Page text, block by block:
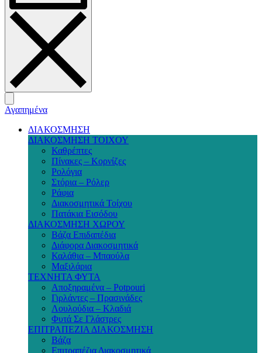
Αγαπημένα
ΔΙΑΚΟΣΜΗΣΗ
ΔΙΑΚΟΣΜΗΣΗ ΤΟΙΧΟΥ
Καθρέπτες
Πίνακες – Κορνίζες
Ρολόγια
Στόρια – Ρόλερ
Ράφια
Διακοσμητικά Τοίχου
Πατάκια Εισόδου
ΔΙΑΚΟΣΜΗΣΗ ΧΩΡΟΥ
Βάζα Επιδαπέδια
Διάφορα Διακοσμητικά
Καλάθια – Μπαούλα
Μαξιλάρια
ΤΕΧΝΗΤΑ ΦΥΤΑ
Αποξηραμένα – Potpouri
Γιρλάντες – Πρασινάδες
Λουλούδια – Κλαδιά
Φυτά Σε Γλάστρες
ΕΠΙΤΡΑΠΕΖΙΑ ΔΙΑΚΟΣΜΗΣΗ
Βάζα
Επιτραπέζια Διακοσμητικά